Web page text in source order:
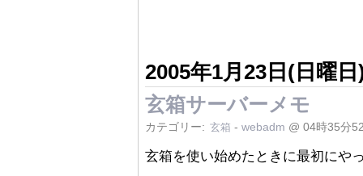
2005年1月23日(日曜日
玄箱サーバーメモ
カテゴリー: 玄箱 - webadm @ 04時35分
玄箱を使い始めたときに最初にや